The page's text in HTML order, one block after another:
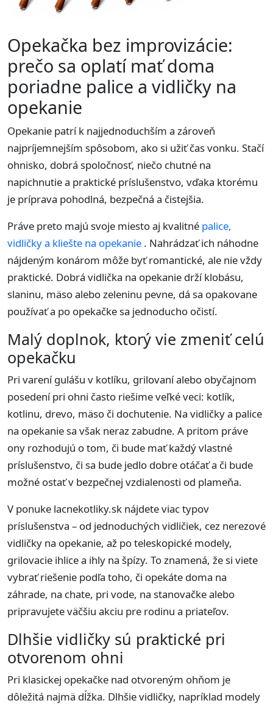
Opekačka bez improvizácie:
prečo sa oplatí mať doma
poriadne palice a vidličky na
opekanie
Opekanie patrí k najjednoduchším a zároveň
najpríjemnejším spôsobom, ako si užiť čas vonku. Stačí
ohnisko, dobrá spoločnosť, niečo chutné na
napichnutie a praktické príslušenstvo, vďaka ktorému
je príprava pohodlná, bezpečná a čistejšia.
Práve preto majú svoje miesto aj kvalitné palice,
vidličky a kliešte na opekanie . Nahrádzať ich náhodne
nájdeným konárom môže byť romantické, ale nie vždy
praktické. Dobrá vidlička na opekanie drží klobásu,
slaninu, mäso alebo zeleninu pevne, dá sa opakovane
používať a po opekačke sa jednoducho očistí.
Malý doplnok, ktorý vie zmeniť celú
opekačku
Pri varení gulášu v kotlíku, grilovaní alebo obyčajnom
posedení pri ohni často riešime veľké veci: kotlík,
kotlinu, drevo, mäso či dochutenie. Na vidličky a palice
na opekanie sa však neraz zabudne. A pritom práve
ony rozhodujú o tom, či bude mať každý vlastné
príslušenstvo, či sa bude jedlo dobre otáčať a či bude
možné ostať v bezpečnej vzdialenosti od plameňa.
V ponuke lacnekotliky.sk nájdete viac typov
príslušenstva – od jednoduchých vidličiek, cez nerezové
vidličky na opekanie, až po teleskopické modely,
grilovacie ihlice a ihly na špízy. To znamená, že si viete
vybrať riešenie podľa toho, či opekáte doma na
záhrade, na chate, pri vode, na stanovačke alebo
pripravujete väčšiu akciu pre rodinu a priateľov.
Dlhšie vidličky sú praktické pri
otvorenom ohni
Pri klasickej opekačke nad otvoreným ohňom je
dôležitá najmä dĺžka. Dlhšie vidličky, napríklad modely